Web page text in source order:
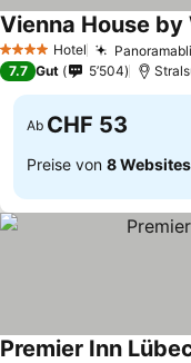
4 Sterne Hotel
Vienna House
7.7 Gut 5’504
Ab CHF 53
Preise von 8 Websites
Premier Inn